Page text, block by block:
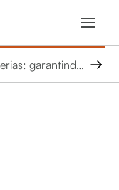
Data centers e armazenamento de baterias: garantindo energia confiável e sustentável